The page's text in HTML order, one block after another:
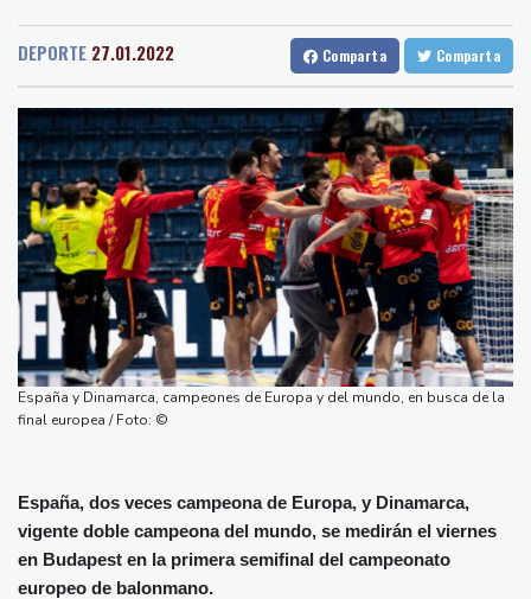
Barcelona
Bilbao
33 °C
Santo Domingo
30 °C
Havana
27 °C Puerto Rico
30 °C
Quito
16 °C Brasilia
29 °C
Manaus
33 °C Rio de Janeiro
29 °C
São Paulo
26 °C
Nava de la Asunción
34 °C
Bueno Aires
30 °C
Punta Arena
29 °C
Montevideo
10 °C Panama
28 °C
San Salvador
33 °C Oaxaca
17 °C
Alicante
33 °C Córdoba
39 °C
Málaga
33 °C Murcia
37 °C
Las Palmas de Gran Canaria
27 °C
Ucrania despide a un voluntario que dedicó su vida a rescatar a
Un dron entra en Bulgaria y estalla cerca de un gasoducto en la
frontera con Rumania
El burrito causa indigestión en el partido de Trump
Comienza la vendimia en la región francesa de Borgoña, un
nuevo récord de precocidad
Exabogado de Trump confirmado como fiscal general de EEUU
Las dificultades en Cisjordania impulsan el éxodo de los
cristianos palestinos
DEPORTE 27.01.2022 Comparta Comparta
España y Dinamarca, campeones de Europa y del mundo, en busca de la
final europea / Foto: ©
España, dos veces campeona de Europa, y Dinamarca,
vigente doble campeona del mundo, se medirán el viernes
en Budapest en la primera semifinal del campeonato
europeo de balonmano.